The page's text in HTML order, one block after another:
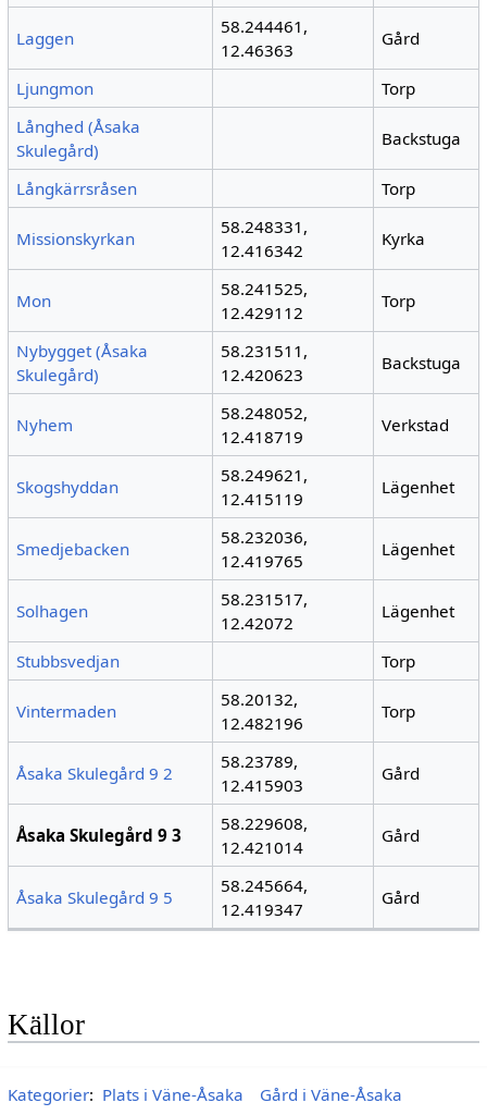
Laggen
58.244461,
12.46363
Gård
Ljungmon
Torp
Långhed (Åsaka
Skulegård)
Backstuga
Långkärrsråsen Torp
Missionskyrkan
58.248331,
12.416342
Kyrka
Mon
58.241525,
12.429112
Torp
Nybygget (Åsaka
Skulegård)
58.231511,
12.420623
Backstuga
Nyhem
58.248052,
12.418719
Verkstad
Skogshyddan
58.249621,
12.415119
Lägenhet
Smedjebacken
58.232036,
12.419765
Lägenhet
Solhagen
58.231517,
12.42072
Lägenhet
Stubbsvedjan Torp
Vintermaden
58.20132,
12.482196
Torp
Åsaka Skulegård 9 2
58.23789,
12.415903
Gård
Åsaka Skulegård 9 3
58.229608,
12.421014
Gård
Åsaka Skulegård 9 5
58.245664,
12.419347
Gård
Källor
Kategorier: Plats i Väne-Åsaka Gård i Väne-Åsaka